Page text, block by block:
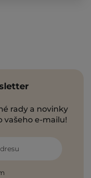
rady a novinky
vašeho e-mailu!